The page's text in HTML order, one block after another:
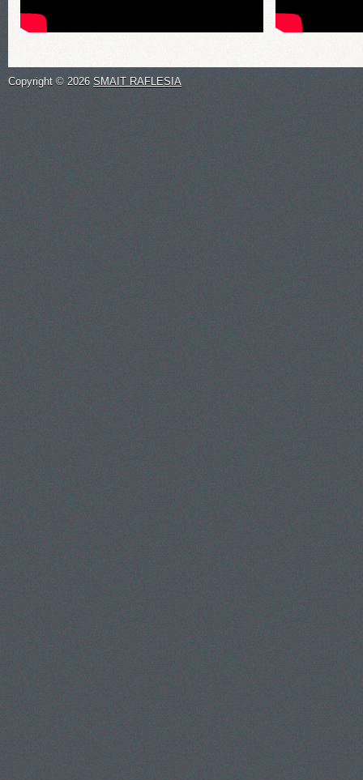
Copyright © 2026 SMAIT RAFLESIA